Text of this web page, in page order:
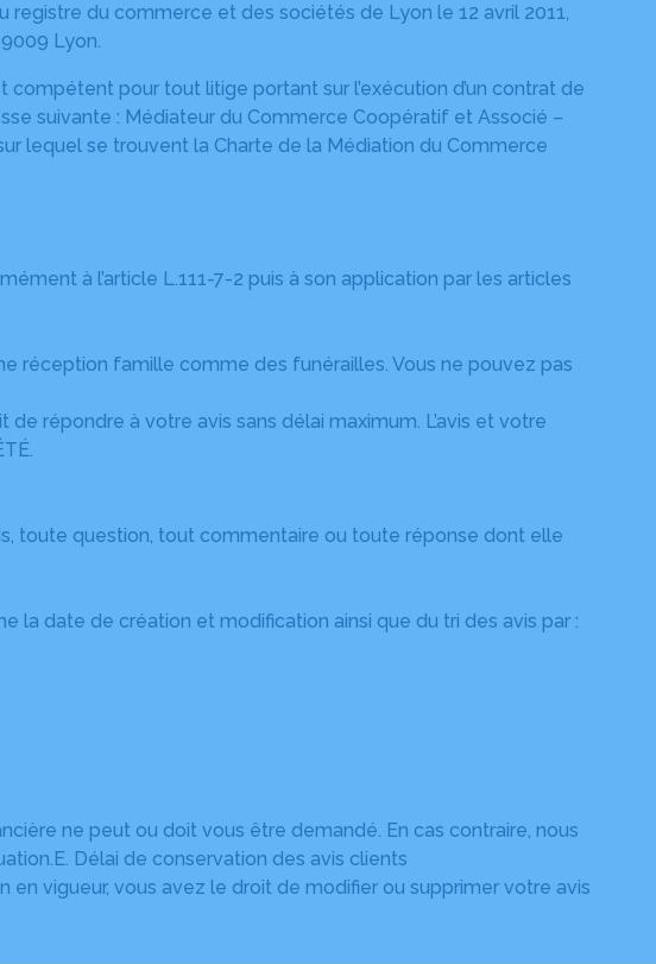
du commerce et des sociétés de Lyon le 12 avril 2011,
Lyon.
pour tout litige portant sur l’exécution d’un contrat de
suivante : Médiateur du Commerce Coopératif et Associé –
lequel se trouvent la Charte de la Médiation du Commerce
à l’article L.111-7-2 puis à son application par les articles
réception famille comme des funérailles. Vous ne pouvez pas
répondre à votre avis sans délai maximum. L’avis et votre
toute question, tout commentaire ou toute réponse dont elle
la date de création et modification ainsi que du tri des avis par :
ne peut ou doit vous être demandé. En cas contraire, nous
Délai de conservation des avis clients
vigueur, vous avez le droit de modifier ou supprimer votre avis